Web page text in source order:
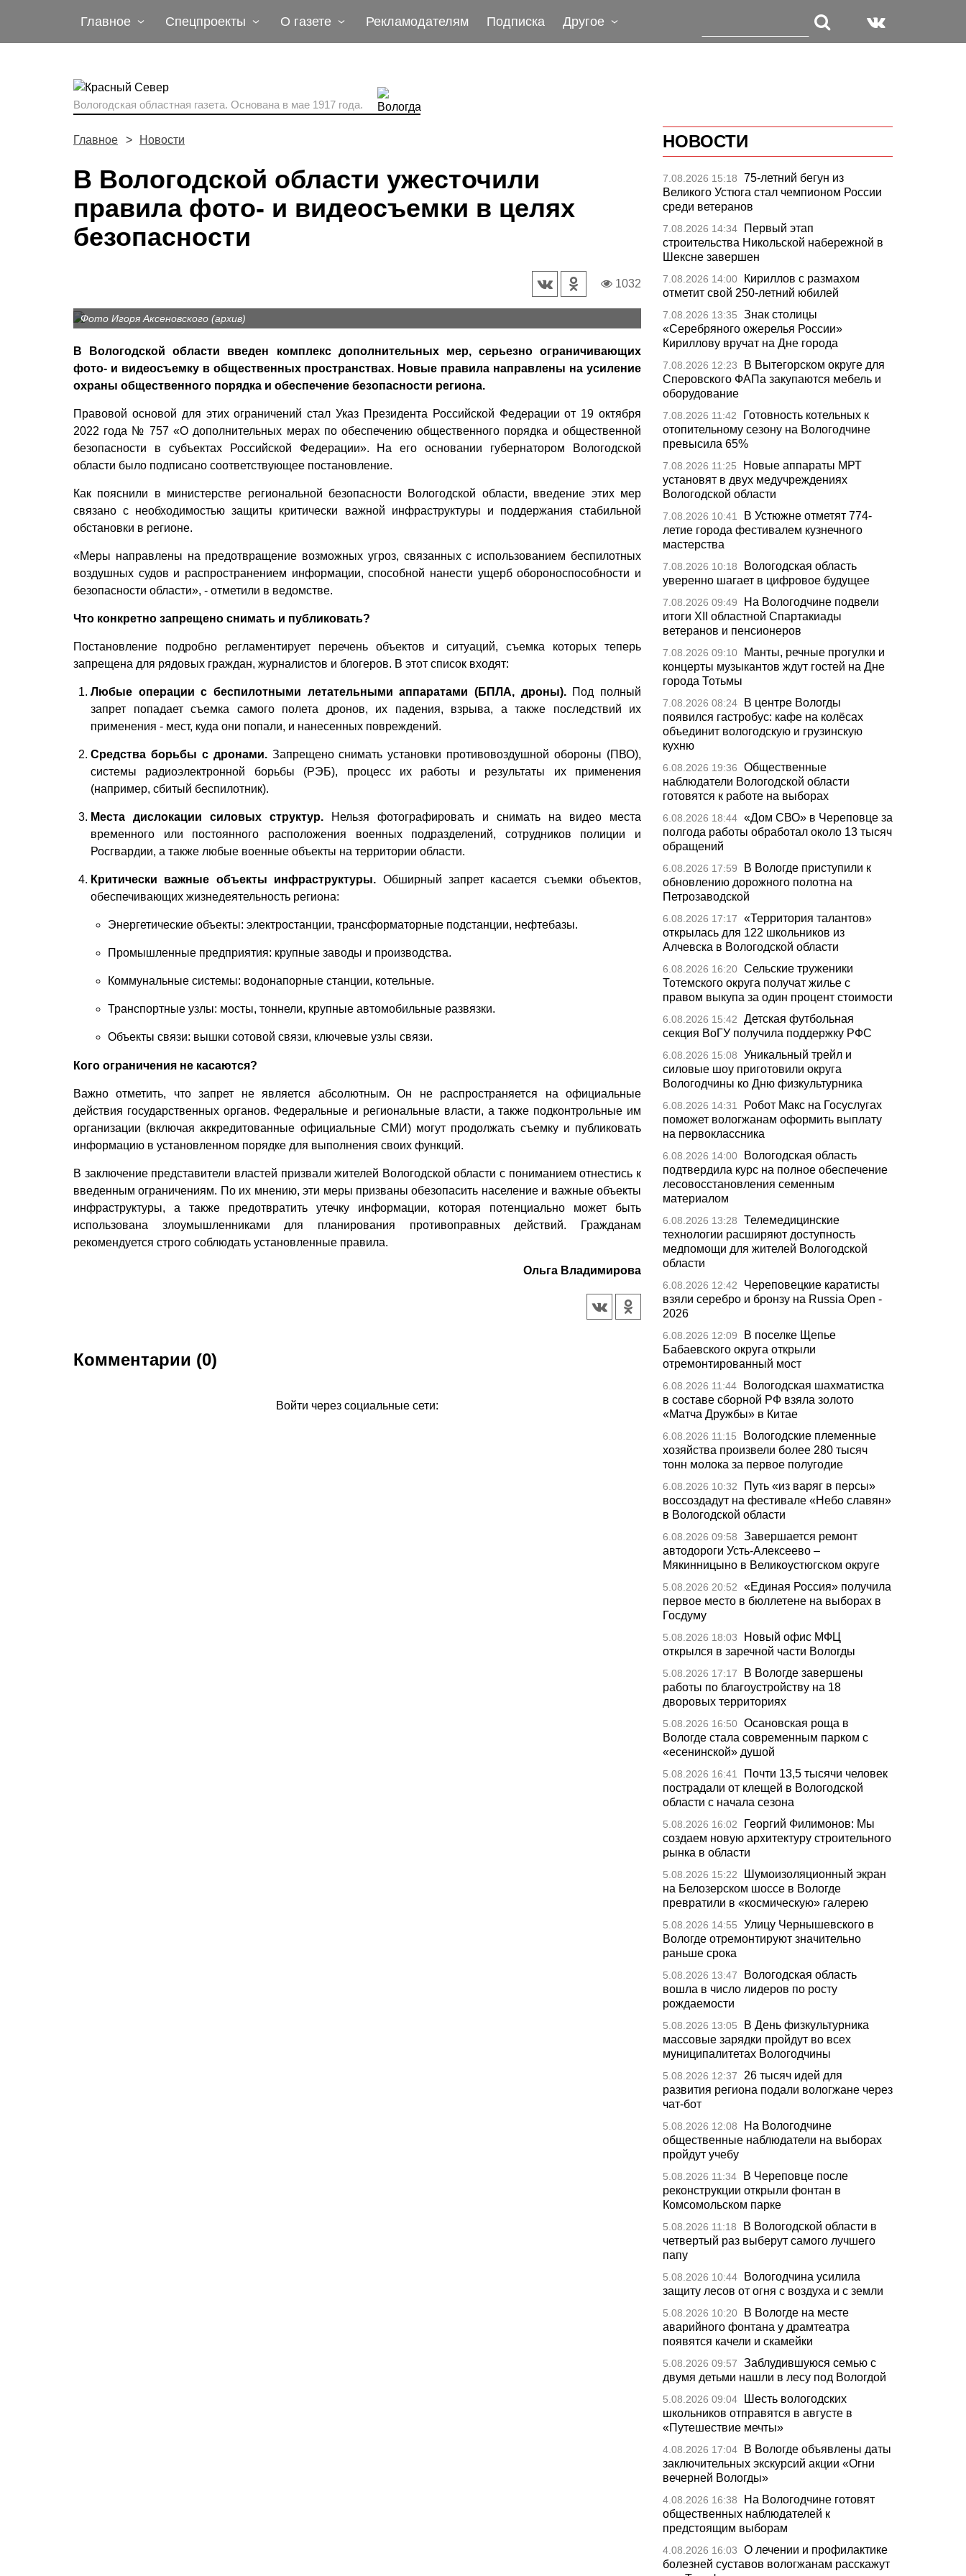
Главное Спецпроекты О газете Рекламодателям Подписка Другое
Вологодская областная газета. Основана в мае 1917 года.
Главное Новости
В Вологодской области ужесточили
правила фото- и видеосъемки в целях
безопасности
1032
Фото Игоря Аксеновского (архив)
В Вологодской области введен комплекс дополнительных мер, серьезно ограничивающих
фото- и видеосъемку в общественных пространствах. Новые правила направлены на усиление
охраны общественного порядка и обеспечение безопасности региона.
Правовой основой для этих ограничений стал Указ Президента Российской Федерации от 19 октября
2022 года № 757 «О дополнительных мерах по обеспечению общественного порядка и общественной
безопасности в субъектах Российской Федерации». На его основании губернатором Вологодской
области было подписано соответствующее постановление.
Как пояснили в министерстве региональной безопасности Вологодской области, введение этих мер
связано с необходимостью защиты критически важной инфраструктуры и поддержания стабильной
обстановки в регионе.
«Меры направлены на предотвращение возможных угроз, связанных с использованием беспилотных
воздушных судов и распространением информации, способной нанести ущерб обороноспособности и
безопасности области», - отметили в ведомстве.
Что конкретно запрещено снимать и публиковать?
Постановление подробно регламентирует перечень объектов и ситуаций, съемка которых теперь
запрещена для рядовых граждан, журналистов и блогеров. В этот список входят:
Любые операции с беспилотными летательными аппаратами (БПЛА, дроны).Под полный
запрет попадает съемка самого полета дронов, их падения, взрыва, а также последствий их
применения - мест, куда они попали, и нанесенных повреждений.
Средства борьбы с дронами.Запрещено снимать установки противовоздушной обороны (ПВО),
системы радиоэлектронной борьбы (РЭБ), процесс их работы и результаты их применения
(например, сбитый беспилотник).
Места дислокации силовых структур. Нельзя фотографировать и снимать на видео места
временного или постоянного расположения военных подразделений, сотрудников полиции и
Росгвардии, а также любые военные объекты на территории области.
Критически важные объекты инфраструктуры. Обширный запрет касается съемки объектов,
обеспечивающих жизнедеятельность региона:
Энергетические объекты: электростанции, трансформаторные подстанции, нефтебазы.
Промышленные предприятия: крупные заводы и производства.
Коммунальные системы: водонапорные станции, котельные.
Транспортные узлы: мосты, тоннели, крупные автомобильные развязки.
Объекты связи: вышки сотовой связи, ключевые узлы связи.
Кого ограничения не касаются?
Важно отметить, что запрет не является абсолютным. Он не распространяется на официальные
действия государственных органов. Федеральные и региональные власти, а также подконтрольные им
организации (включая аккредитованные официальные СМИ) могут продолжать съемку и публиковать
информацию в установленном порядке для выполнения своих функций.
В заключение представители властей призвали жителей Вологодской области с пониманием отнестись к
введенным ограничениям. По их мнению, эти меры призваны обезопасить население и важные объекты
инфраструктуры, а также предотвратить утечку информации, которая потенциально может быть
использована злоумышленниками для планирования противоправных действий. Гражданам
рекомендуется строго соблюдать установленные правила.
Ольга Владимирова
Комментарии (0)
Войти через социальные сети:
НОВОСТИ
7.08.2026 15:18
75-летний бегун из
Великого Устюга стал чемпионом России
среди ветеранов
7.08.2026 14:34
Первый этап
строительства Никольской набережной в
Шексне завершен
7.08.2026 14:00
Кириллов с размахом
отметит свой 250-летний юбилей
7.08.2026 13:35
Знак столицы
«Серебряного ожерелья России»
Кириллову вручат на Дне города
7.08.2026 12:23
В Вытегорском округе для
Сперовского ФАПа закупаются мебель и
оборудование
7.08.2026 11:42
Готовность котельных к
отопительному сезону на Вологодчине
превысила 65%
7.08.2026 11:25
Новые аппараты МРТ
установят в двух медучреждениях
Вологодской области
7.08.2026 10:41
В Устюжне отметят 774-
летие города фестивалем кузнечного
мастерства
7.08.2026 10:18
Вологодская область
уверенно шагает в цифровое будущее
7.08.2026 09:49
На Вологодчине подвели
итоги XII областной Спартакиады
ветеранов и пенсионеров
7.08.2026 09:10
Манты, речные прогулки и
концерты музыкантов ждут гостей на Дне
города Тотьмы
7.08.2026 08:24
В центре Вологды
появился гастробус: кафе на колёсах
объединит вологодскую и грузинскую
кухню
6.08.2026 19:36
Общественные
наблюдатели Вологодской области
готовятся к работе на выборах
6.08.2026 18:44 «Дом СВО» в Череповце за
полгода работы обработал около 13 тысяч
обращений
6.08.2026 17:59
В Вологде приступили к
обновлению дорожного полотна на
Петрозаводской
6.08.2026 17:17
«Территория талантов»
открылась для 122 школьников из
Алчевска в Вологодской области
6.08.2026 16:20 Сельские труженики
Тотемского округа получат жилье с
правом выкупа за один процент стоимости
6.08.2026 15:42
Детская футбольная
секция ВоГУ получила поддержку РФС
6.08.2026 15:08
Уникальный трейл и
силовые шоу приготовили округа
Вологодчины ко Дню физкультурника
6.08.2026 14:31
Робот Макс на Госуслугах
поможет вологжанам оформить выплату
на первоклассника
6.08.2026 14:00
Вологодская область
подтвердила курс на полное обеспечение
лесовосстановления семенным
материалом
6.08.2026 13:28
Телемедицинские
технологии расширяют доступность
медпомощи для жителей Вологодской
области
6.08.2026 12:42
Череповецкие каратисты
взяли серебро и бронзу на Russia Open -
2026
6.08.2026 12:09
В поселке Щепье
Бабаевского округа открыли
отремонтированный мост
6.08.2026 11:44
Вологодская шахматистка
в составе сборной РФ взяла золото
«Матча Дружбы» в Китае
6.08.2026 11:15
Вологодские племенные
хозяйства произвели более 280 тысяч
тонн молока за первое полугодие
6.08.2026 10:32
Путь «из варяг в персы»
воссоздадут на фестивале «Небо славян»
в Вологодской области
6.08.2026 09:58
Завершается ремонт
автодороги Усть-Алексеево –
Мякинницыно в Великоустюгском округе
5.08.2026 20:52
«Единая Россия» получила
первое место в бюллетене на выборах в
Госдуму
5.08.2026 18:03
Новый офис МФЦ
открылся в заречной части Вологды
5.08.2026 17:17
В Вологде завершены
работы по благоустройству на 18
дворовых территориях
5.08.2026 16:50 Осановская роща в
Вологде стала современным парком с
«есенинской» душой
5.08.2026 16:41
Почти 13,5 тысячи человек
пострадали от клещей в Вологодской
области с начала сезона
5.08.2026 16:02
Георгий Филимонов: Мы
создаем новую архитектуру строительного
рынка в области
5.08.2026 15:22
Шумоизоляционный экран
на Белозерском шоссе в Вологде
превратили в «космическую» галерею
5.08.2026 14:55
Улицу Чернышевского в
Вологде отремонтируют значительно
раньше срока
5.08.2026 13:47
Вологодская область
вошла в число лидеров по росту
рождаемости
5.08.2026 13:05
В День физкультурника
массовые зарядки пройдут во всех
муниципалитетах Вологодчины
5.08.2026 12:37
26 тысяч идей для
развития региона подали вологжане через
чат-бот
5.08.2026 12:08
На Вологодчине
общественные наблюдатели на выборах
пройдут учебу
5.08.2026 11:34
В Череповце после
реконструкции открыли фонтан в
Комсомольском парке
5.08.2026 11:18
В Вологодской области в
четвертый раз выберут самого лучшего
папу
5.08.2026 10:44
Вологодчина усилила
защиту лесов от огня с воздуха и с земли
5.08.2026 10:20
В Вологде на месте
аварийного фонтана у драмтеатра
появятся качели и скамейки
5.08.2026 09:57
Заблудившуюся семью с
двумя детьми нашли в лесу под Вологдой
5.08.2026 09:04
Шесть вологодских
школьников отправятся в августе в
«Путешествие мечты»
4.08.2026 17:04
В Вологде объявлены даты
заключительных экскурсий акции «Огни
вечерней Вологды»
4.08.2026 16:38
На Вологодчине готовят
общественных наблюдателей к
предстоящим выборам
4.08.2026 16:03
О лечении и профилактике
болезней суставов вологжанам расскажут